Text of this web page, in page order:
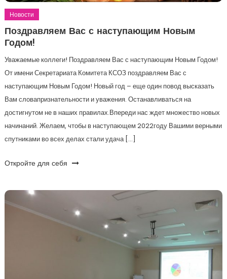
Новости
Поздравляем Вас с наступающим Новым
Годом!
Уважаемые коллеги! Поздравляем Вас с наступающим Новым Годом!
От имени Секретариата Комитета КСОЗ поздравляем Вас с
наступающим Новым Годом! Новый год – еще один повод высказать
Вам словапризнательности и уважения. Останавливаться на
достигнутом не в наших правилах.Впереди нас ждет множество новых
начинаний. Желаем, чтобы в наступающем 2022году Вашими верными
спутниками во всех делах стали удача […]
Откройте для себя